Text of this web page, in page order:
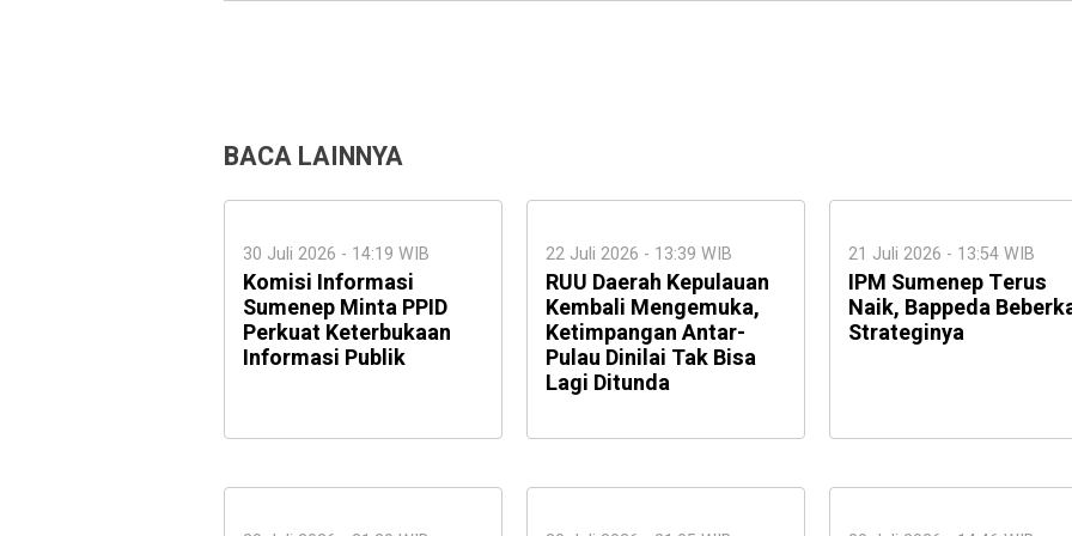
BACA LAINNYA
30 Juli 2026 - 14:19 WIB
Komisi Informasi
Sumenep Minta PPID
Perkuat Keterbukaan
Informasi Publik
22 Juli 2026 - 13:39 WIB
RUU Daerah Kepulauan
Kembali Mengemuka,
Ketimpangan Antar-
Pulau Dinilai Tak Bisa
Lagi Ditunda
21 Juli 2026 - 13:54 WIB
IPM Sumenep Terus
Naik, Bappeda
Strateginya